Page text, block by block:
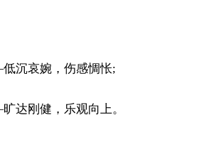
哀婉，伤感惆怅;
刚健，乐观向上。